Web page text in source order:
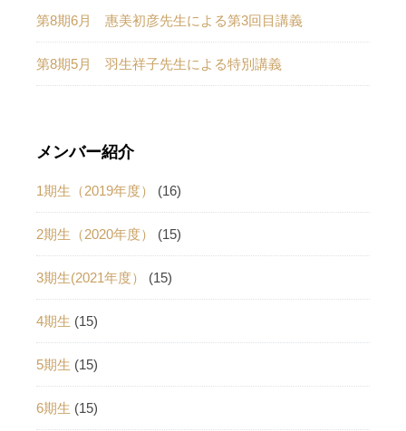
第8期6月 惠美初彦先生による第3回目講義
第8期5月 羽生祥子先生による特別講義
メンバー紹介
1期生（2019年度） (16)
2期生（2020年度） (15)
3期生(2021年度） (15)
4期生 (15)
5期生 (15)
6期生 (15)